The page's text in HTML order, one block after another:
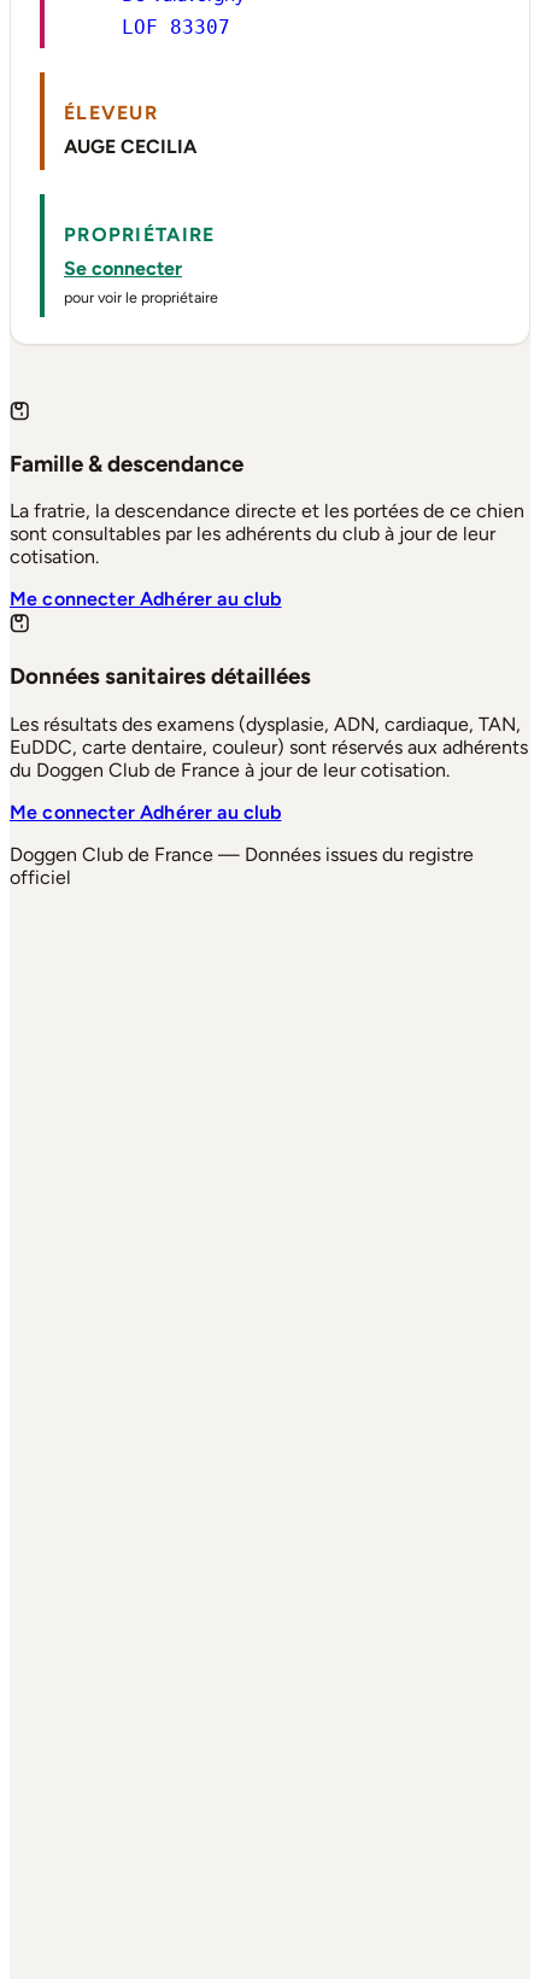
LOF 83307
ÉLEVEUR
AUGE CECILIA
PROPRIÉTAIRE
Se connecter
pour voir le propriétaire
Famille & descendance
La fratrie, la descendance directe et les portées de ce chien
sont consultables par les adhérents du club à jour de leur
cotisation.
Me connecterAdhérer au club
Données sanitaires détaillées
Les résultats des examens (dysplasie, ADN, cardiaque, TAN,
EuDDC, carte dentaire, couleur) sont réservés aux adhérents
du Doggen Club de France à jour de leur cotisation.
Me connecterAdhérer au club
Doggen Club de France — Données issues du registre
officiel